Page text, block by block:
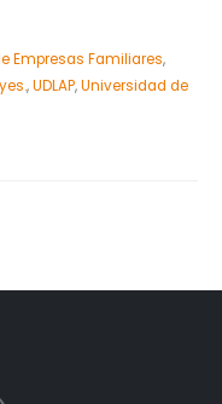
Empresas Familiares,
,UDLAP,Universidad de